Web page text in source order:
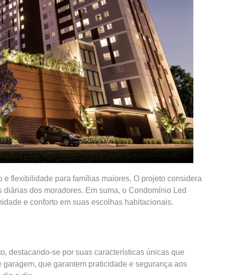
flexibilidade para famílias maiores. O projeto considera
dos moradores. Em suma, o Condomínio Led
e conforto em suas escolhas habitacionais.
destacando-se por suas características únicas que
que garantem praticidade e segurança aos